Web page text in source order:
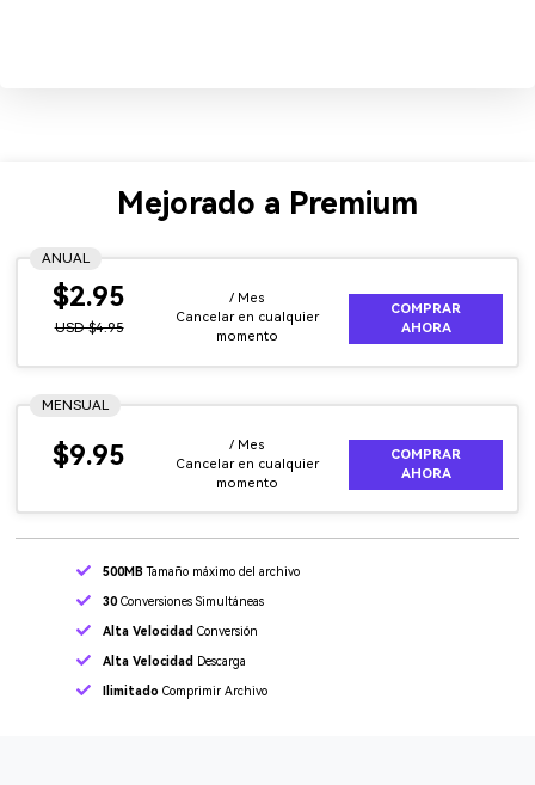
Mejorado a Premium
ANUAL
$2.95
USD $4.95
/ Mes
Cancelar en cualquier
momento
COMPRAR
AHORA
MENSUAL
$9.95
/ Mes
Cancelar en cualquier
momento
COMPRAR
AHORA
500MBTamaño máximo del archivo
30 Conversiones Simultáneas
Alta Velocidad Conversión
Alta Velocidad Descarga
Ilimitado Comprimir Archivo